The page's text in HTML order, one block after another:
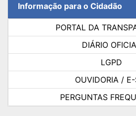
Informação para o Cidadão
PORTAL DA
DIÁRIO
LGPD
OUVIDORIA /
PERGUNTAS